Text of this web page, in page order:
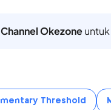
Okezoneuntuk
Threshold